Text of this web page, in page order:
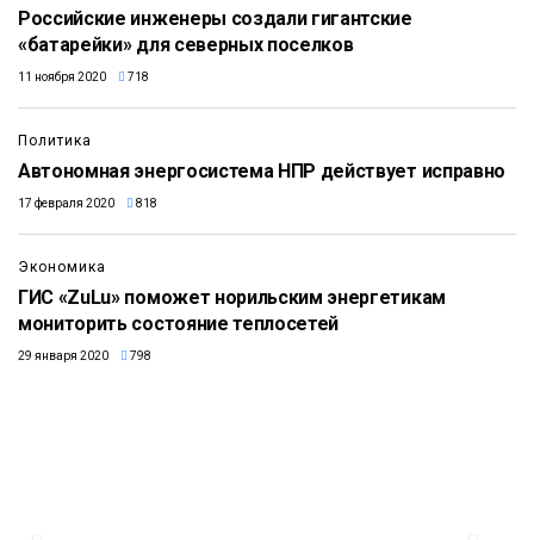
Российские инженеры создали гигантские
«батарейки» для северных поселков
11 ноября 2020 718
Политика
Автономная энергосистема НПР действует исправно
17 февраля 2020 818
Экономика
ГИС «ZuLu» поможет норильским энергетикам
мониторить состояние теплосетей
29 января 2020 798